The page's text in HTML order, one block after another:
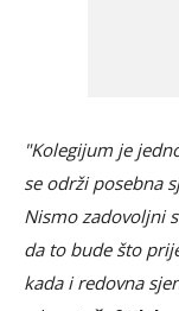
"Kolegijum je
se održi posebna
Nismo zadovoljni
da to bude što
kada i redovna